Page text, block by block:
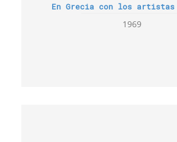
En Grecia con los artistas
1969